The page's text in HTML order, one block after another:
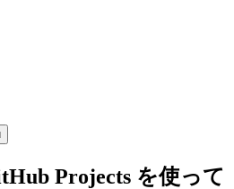
Projects を使って